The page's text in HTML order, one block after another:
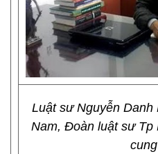
Luật sư Nguyễn Danh
Nam, Đoàn luật sư Tp